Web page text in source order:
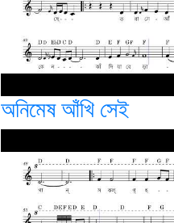
অনিমেষ আঁখি সেই